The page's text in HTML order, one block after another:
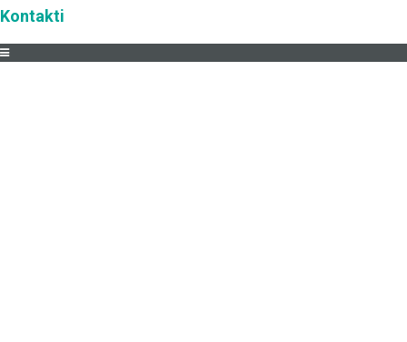
Kontakti